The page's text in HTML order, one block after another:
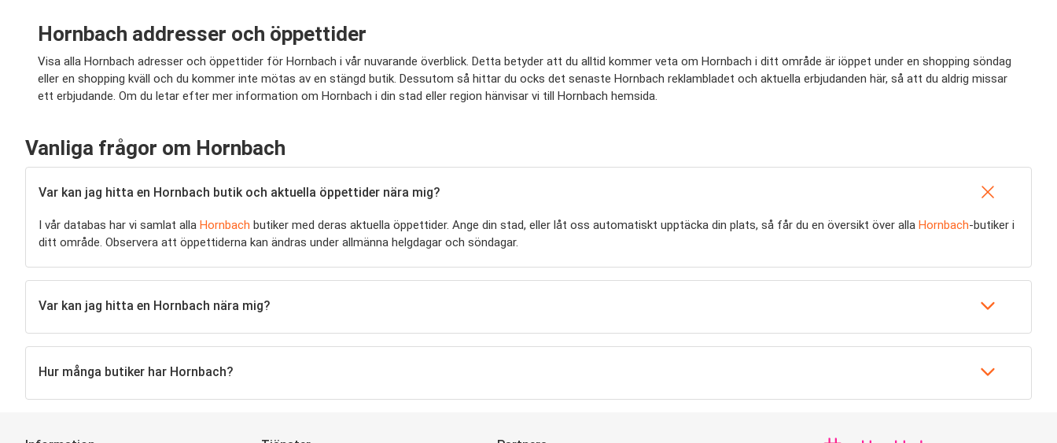
Hornbach addresser och öppettider
Visa alla Hornbach adresser och öppettider för Hornbach i vår nuvarande överblick. Detta betyder att du alltid kommer veta om Hornbach i ditt område är iöppet under en shopping söndag
eller en shopping kväll och du kommer inte mötas av en stängd butik. Dessutom så hittar du ocks det senaste Hornbach reklambladet och aktuella erbjudanden här, så att du aldrig missar
ett erbjudande. Om du letar efter mer information om Hornbach i din stad eller region hänvisar vi till Hornbach hemsida.
Vanliga frågor om Hornbach
Var kan jag hitta en Hornbach butik och aktuella öppettider nära mig?
I vår databas har vi samlat alla Hornbach butiker med deras aktuella öppettider. Ange din stad, eller låt oss automatiskt upptäcka din plats, så får du en översikt över alla Hornbach-butiker i
ditt område. Observera att öppettiderna kan ändras under allmänna helgdagar och söndagar.
Var kan jag hitta en Hornbach nära mig?
Hur många butiker har Hornbach?